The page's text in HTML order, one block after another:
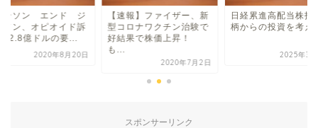
ンソン エンド ジ
ソン、オピオイド訴
52.8億ドルの要...
2020年8月20日
【速報】ファイザー、新
型コロナワクチン治験で
好結果で株価上昇！
も...
2020年7月2日
日経累進高配当株指
柄からの投資を考え
2025年3
スポンサーリンク